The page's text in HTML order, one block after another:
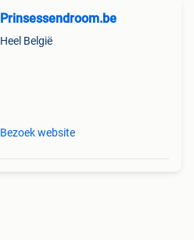
Prinsessendroom.be
Heel België
Bezoek website